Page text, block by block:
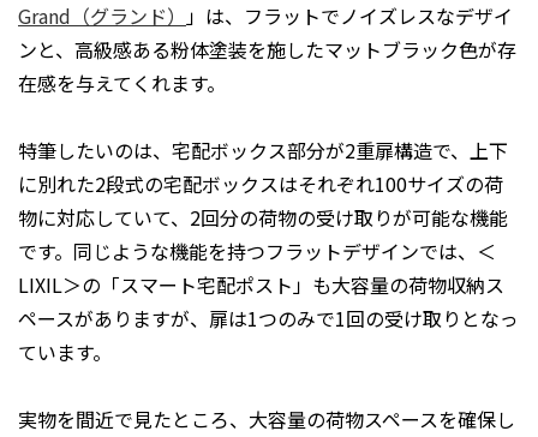
Grand（グランド） 」は、フラットでノイズレスなデザイ
ンと、高級感ある粉体塗装を施したマットブラック色が存
在感を与えてくれます。
特筆したいのは、宅配ボックス部分が2重扉構造で、上下
に別れた2段式の宅配ボックスはそれぞれ100サイズの荷
物に対応していて、2回分の荷物の受け取りが可能な機能
です。同じような機能を持つフラットデザインでは、＜
LIXIL＞の「スマート宅配ポスト」も大容量の荷物収納ス
ペースがありますが、扉は1つのみで1回の受け取りとなっ
ています。
実物を間近で見たところ、大容量の荷物スペースを確保し